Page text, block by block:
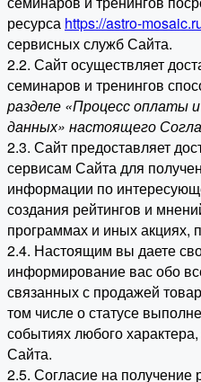
ресурса https://astro-
сервисных служб Сайта.
2.2. Сайт осуществляет
семинаров и тренингов
разделе «Процесс оплаты
данных» настоящего
2.3. Сайт предоставляет
сервисам Сайта для
информации по
создания рейтингов и
программах и иных акциях,
2.4. Настоящим вы даете
информирование вас обо
связанных с продажей
том числе о статусе
событиях любого
Сайта.
2.5. Согласие на получение